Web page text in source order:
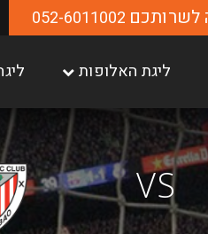
לשרותכם 052-6011002
ליגת האלופות
VS